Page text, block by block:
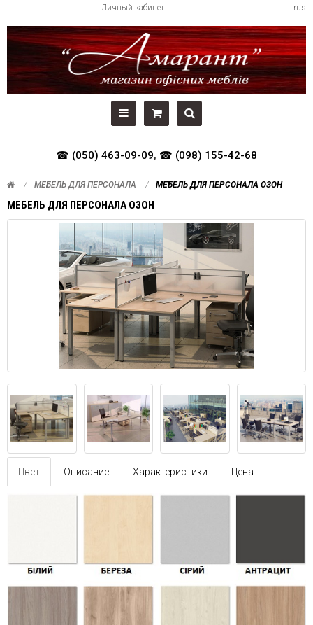
rus
Личный кабинет
☎ (050) 463-09-09, ☎ (098) 155-42-68
МЕБЕЛЬ ДЛЯ ПЕРСОНАЛА МЕБЕЛЬ ДЛЯ ПЕРСОНАЛА ОЗОН
МЕБЕЛЬ ДЛЯ ПЕРСОНАЛА ОЗОН
Цвет Описание Характеристики Цена